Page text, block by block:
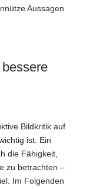
Aussagen
Bildkritik auf
ist. Ein
die Fähigkeit,
zu betrachten –
Im Folgenden